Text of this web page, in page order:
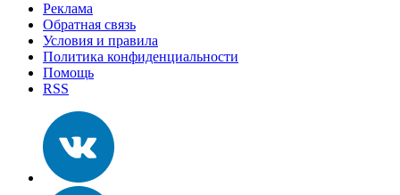
Реклама
Обратная связь
Условия и правила
Политика конфиденциальности
Помощь
RSS